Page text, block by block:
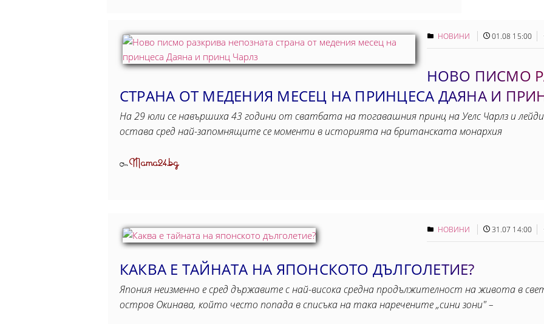
НОВИНИ 01.08 15:00
НОВО ПИСМО
СТРАНА ОТ МЕДЕНИЯ МЕСЕЦ НА ПРИНЦЕСА ДАЯНА И
На 29 юли се навършиха 43 години от сватбата на тогавашния принц на Уелс Чарлз и
остава сред най-запомнящите се моменти в историята на британската монархия
ОтMama24.bg
НОВИНИ 31.07 14:00
КАКВА Е ТАЙНАТА НА ЯПОНСКОТО ДЪЛГОЛЕТИЕ?
Япония неизменно е сред държавите с най-висока средна продължителност на живота в
остров Окинава, който често попада в списъка на така наречените „сини зони" –